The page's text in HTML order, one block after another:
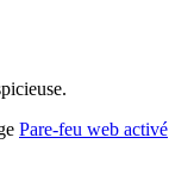
Pare-feu web activé